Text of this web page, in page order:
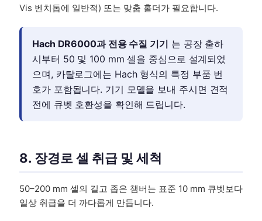
Vis 벤치톱에 일반적) 또는 맞춤 홀더가 필요합니다.
Hach DR6000과 전용 수질 기기 는 공장 출하
시부터 50 및 100 mm 셀을 중심으로 설계되었
으며, 카탈로그에는 Hach 형식의 특정 부품 번
호가 포함됩니다. 기기 모델을 보내 주시면 견적
전에 큐벳 호환성을 확인해 드립니다.
8. 장경로 셀 취급 및 세척
50–200 mm 셀의 길고 좁은 챔버는 표준 10 mm 큐벳보다
일상 취급을 더 까다롭게 만듭니다.